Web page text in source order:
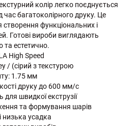
колір легко поєднується
час багатоколірного друку. Це
функціональних і
Готові вироби виглядають
та естетично.
High Speed
/ (сірий з текстурою
1.75 мм
друку до 600 мм/с
для швидкої екструзії
та формування шарів
низька усадка